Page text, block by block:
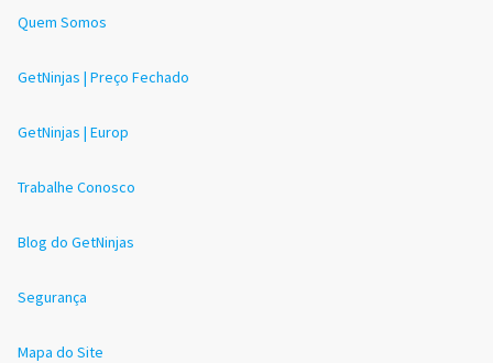
Quem Somos
GetNinjas | Preço Fechado
GetNinjas | Europ
Trabalhe Conosco
Blog do GetNinjas
Segurança
Mapa do Site